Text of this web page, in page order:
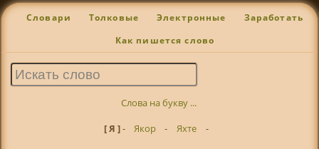
Словари Толковые Электронные Заработать
Как пишется слово
Слова на букву ...
[ Я ]- Якор - Яхте -